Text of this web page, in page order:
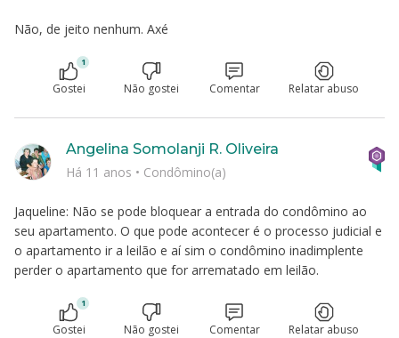
Não, de jeito nenhum. Axé
1
Gostei Não gostei Comentar Relatar abuso
Jaqueline: Não se pode bloquear a entrada do condômino ao
seu apartamento. O que pode acontecer é o processo judicial e
o apartamento ir a leilão e aí sim o condômino inadimplente
perder o apartamento que for arrematado em leilão.
Angelina Somolanji R. Oliveira
Há 11 anos • Condômino(a)
1
Gostei Não gostei Comentar Relatar abuso